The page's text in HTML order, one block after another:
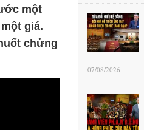
một
giá.
chửng
07/08/2026